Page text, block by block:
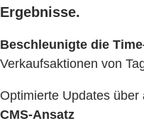
Ergebnisse.
Beschleunigte die
Verkaufsaktionen von
Optimierte Updates über
CMS-Ansatz